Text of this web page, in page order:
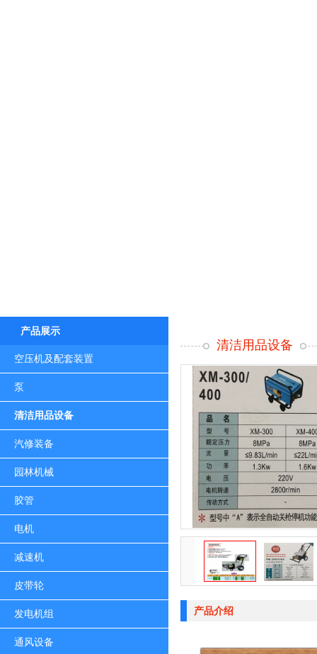
产品展示
空压机及配套装置
泵
清洁用品设备
汽修装备
园林机械
胶管
电机
减速机
皮带轮
发电机组
通风设备
清洁用品设备
产品介绍